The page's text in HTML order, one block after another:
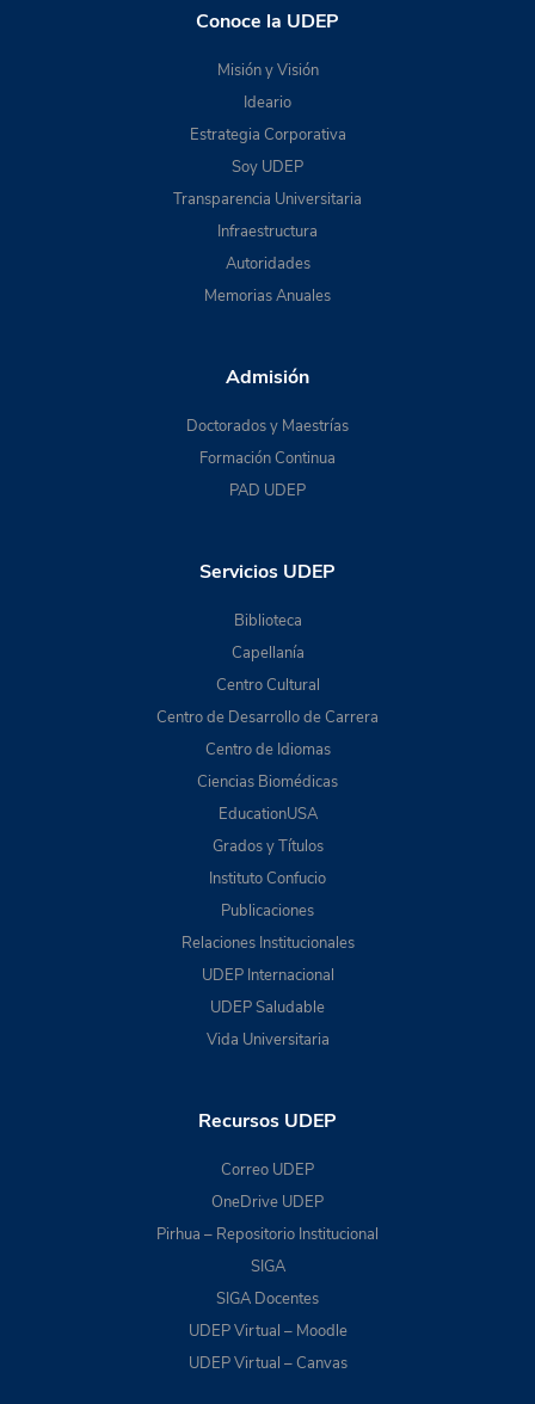
Conoce la UDEP
Misión y Visión
Ideario
Estrategia Corporativa
Soy UDEP
Transparencia Universitaria
Infraestructura
Autoridades
Memorias Anuales
Admisión
Doctorados y Maestrías
Formación Continua
PAD UDEP
Servicios UDEP
Biblioteca
Capellanía
Centro Cultural
Centro de Desarrollo de Carrera
Centro de Idiomas
Ciencias Biomédicas
EducationUSA
Grados y Títulos
Instituto Confucio
Publicaciones
Relaciones Institucionales
UDEP Internacional
UDEP Saludable
Vida Universitaria
Recursos UDEP
Correo UDEP
OneDrive UDEP
Pirhua – Repositorio Institucional
SIGA
SIGA Docentes
UDEP Virtual – Moodle
UDEP Virtual – Canvas